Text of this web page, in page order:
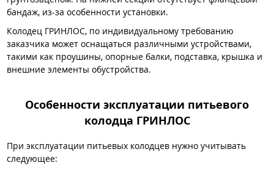
бандаж, из-за особенности установки.
Колодец ГРИНЛОС, по индивидуальному требованию
заказчика может оснащаться различными устройствами,
такими как проушины, опорные балки, подставка, крышка и
внешние элементы обустройства.
Особенности эксплуатации питьевого
колодца ГРИНЛОС
При эксплуатации питьевых колодцев нужно учитывать
следующее: